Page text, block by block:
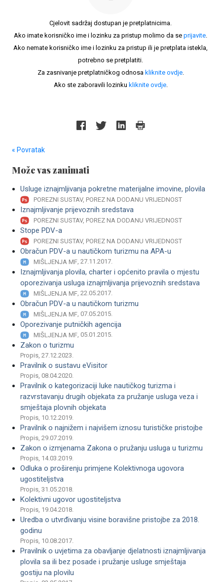
Cjelovit sadržaj dostupan je pretplatnicima.
Ako imate korisničko ime i lozinku za pristup molimo da se prijavite.
Ako nemate korisničko ime i lozinku za pristup ili je pretplata istekla,
potrebno se pretplatiti.
Za zasnivanje pretplatničkog odnosa kliknite ovdje.
Ako ste zaboravili lozinku kliknite ovdje.
« Povratak
Može vas zanimati
Usluge iznajmljivanja pokretne materijalne imovine, plovila
POREZNI SUSTAV, POREZ NA DODANU VRIJEDNOST
Iznajmljivanje prijevoznih sredstava
POREZNI SUSTAV, POREZ NA DODANU VRIJEDNOST
Stope PDV-a
POREZNI SUSTAV, POREZ NA DODANU VRIJEDNOST
Obračun PDV-a u nautičkom turizmu na APA-u
MIŠLJENJA MF, 27.11.2017.
Iznajmljivanja plovila, charter i općenito pravila o mjestu
oporezivanja usluga iznajmljivanja prijevoznih sredstava
MIŠLJENJA MF, 22.05.2017.
Obračun PDV-a u nautičkom turizmu
MIŠLJENJA MF, 07.05.2015.
Oporezivanje putničkih agencija
MIŠLJENJA MF, 05.01.2015.
Zakon o turizmu
Propis, 27.12.2023.
Pravilnik o sustavu eVisitor
Propis, 08.04.2020.
Pravilnik o kategorizaciji luke nautičkog turizma i
razvrstavanju drugih objekata za pružanje usluga veza i
smještaja plovnih objekata
Propis, 10.12.2019.
Pravilnik o najnižem i najvišem iznosu turističke pristojbe
Propis, 29.07.2019.
Zakon o izmjenama Zakona o pružanju usluga u turizmu
Propis, 14.03.2019.
Odluka o proširenju primjene Kolektivnoga ugovora
ugostiteljstva
Propis, 31.05.2018.
Kolektivni ugovor ugostiteljstva
Propis, 19.04.2018.
Uredba o utvrđivanju visine boravišne pristojbe za 2018.
godinu
Propis, 10.08.2017.
Pravilnik o uvjetima za obavljanje djelatnosti iznajmljivanja
plovila sa ili bez posade i pružanje usluge smještaja
gostiju na plovilu